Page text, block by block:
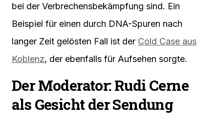
bei der Verbrechensbekämpfung sind. Ein
Beispiel für einen durch DNA-Spuren nach
langer Zeit gelösten Fall ist der Cold Case aus
Koblenz, der ebenfalls für Aufsehen sorgte.
Der Moderator: Rudi Cerne
als Gesicht der Sendung